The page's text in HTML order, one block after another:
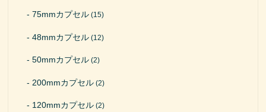
75mmカプセル (15)
48mmカプセル (12)
50mmカプセル (2)
200mmカプセル (2)
120mmカプセル (2)